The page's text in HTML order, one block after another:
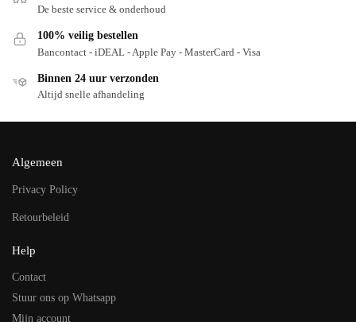
De beste service & onderhoud
100% veilig bestellen
Bancontact - iDEAL - Apple Pay - MasterCard - Visa
Binnen 24 uur verzonden
Altijd snelle afhandeling
Algemeen
Privacy Policy
Retourbeleid
Help
Contact
Stuur ons op Whatsapp
Mijn account